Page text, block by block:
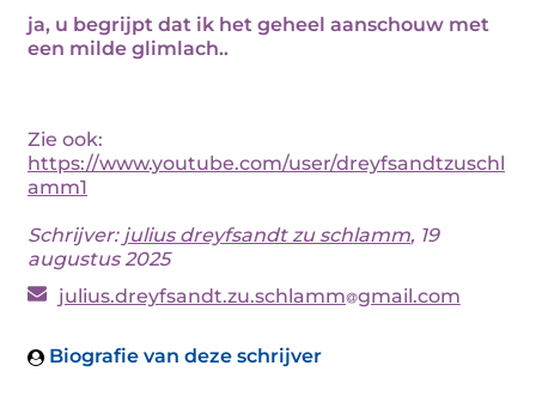
ja, u begrijpt dat ik het geheel aanschouw met
een milde glimlach..
Zie ook:
https://www.youtube.com/user/dreyfsandtzuschl
amm1
Schrijver: julius dreyfsandt zu schlamm, 19
augustus 2025
julius.dreyfsandt.zu.schlamm gmail.com
Biografie van deze schrijver